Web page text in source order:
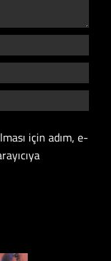
için adım, e-